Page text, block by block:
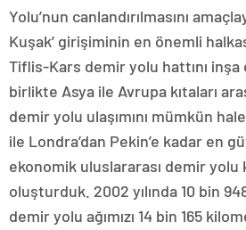
Yolu’nun canlandırılmasını
Kuşak’ girişiminin en önemli
Tiflis-Kars demir yolu hattını
birlikte Asya ile Avrupa kıtaları
demir yolu ulaşımını mümkün
ile Londra’dan Pekin’e kadar en
ekonomik uluslararası demir yolu
oluşturduk. 2002 yılında 10 bin
demir yolu ağımızı 14 bin 165